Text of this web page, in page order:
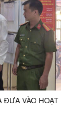
ĐƯA VÀO HOẠT